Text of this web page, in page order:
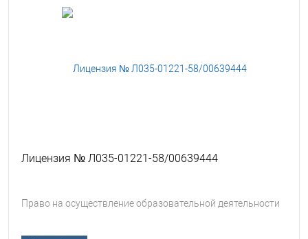
Лицензия № Л035-01221-58/00639444
Право на осуществление образовательной деятельности